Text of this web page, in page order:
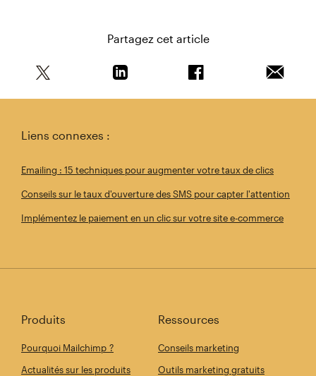
Partagez cet article
Liens connexes :
Emailing : 15 techniques pour augmenter votre taux de clics
Conseils sur le taux d'ouverture des SMS pour capter l'attention
Implémentez le paiement en un clic sur votre site e-commerce
Produits
Pourquoi Mailchimp ?
Actualités sur les produits
Ressources
Conseils marketing
Outils marketing gratuits